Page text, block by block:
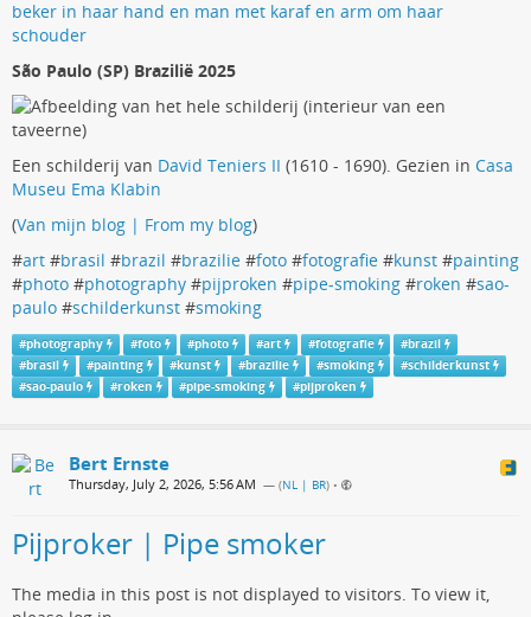
São Paulo (SP) Brazilië 2025
Een schilderij van David Teniers II (1610 - 1690). Gezien in Casa
Museu Ema Klabin
(Van mijn blog | From my blog)
#art #brasil #brazil #brazilie #foto #fotografie #kunst #painting
#photo #photography #pijproken #pipe-smoking #roken #sao-
paulo #schilderkunst #smoking
#photography #foto #photo #art #fotografie #brazil
#brasil #painting #kunst #brazilie #smoking #schilderkunst
#sao-paulo #roken #pipe-smoking #pijproken
Bert Ernste
Thursday, July 2, 2026, 5:56 AM — (NL | BR) •
Pijproker | Pipe smoker
The media in this post is not displayed to visitors. To view it,